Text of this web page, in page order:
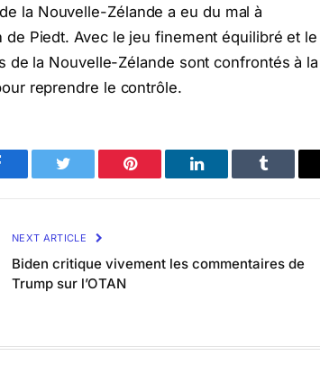
la Nouvelle-Zélande a eu du mal à
Piedt. Avec le jeu finement équilibré et le
de la Nouvelle-Zélande sont confrontés à la
reprendre le contrôle.
Twitter Pinterest LinkedIn Tumblr
NEXT ARTICLE
Biden critique vivement les commentaires de
Trump sur l’OTAN